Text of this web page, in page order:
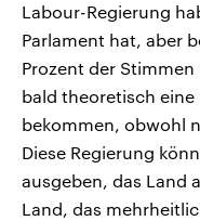
Labour-Regierung
Parlament hat, aber
Prozent der
bald theoretisch eine
bekommen, obwohl
Diese Regierung
ausgeben, das Land
Land, das